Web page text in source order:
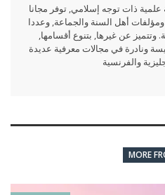
علمية ذات توجه إسلامي, توفر مجانا
أهل السنة والجماعة, وعددا
وتتميز عن غيرها, بتنوع أقسامها,
ونادرة في مجالات معرفية عديدة
والفرنسية
MORE